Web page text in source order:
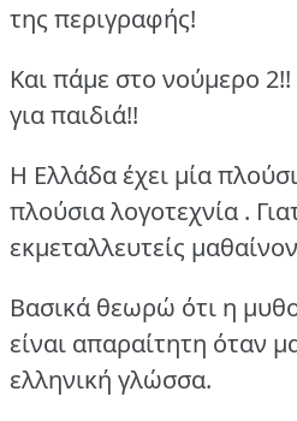
της περιγραφής!
Και πάμε στο νούμερο
για παιδιά!!
Η Ελλάδα έχει μία
πλούσια λογοτεχνία .
εκμεταλλευτείς
Βασικά θεωρώ ότι η
είναι απαραίτητη όταν
ελληνική γλώσσα.